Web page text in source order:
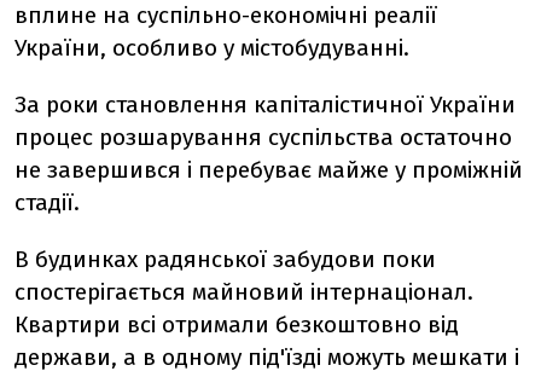
вплине на суспільно-економічні реалії
України, особливо у містобудуванні.
За роки становлення капіталістичної України
процес розшарування суспільства остаточно
не завершився і перебуває майже у проміжній
стадії.
В будинках радянської забудови поки
спостерігається майновий інтернаціонал.
Квартири всі отримали безкоштовно від
держави, а в одному під'їзді можуть мешкати і